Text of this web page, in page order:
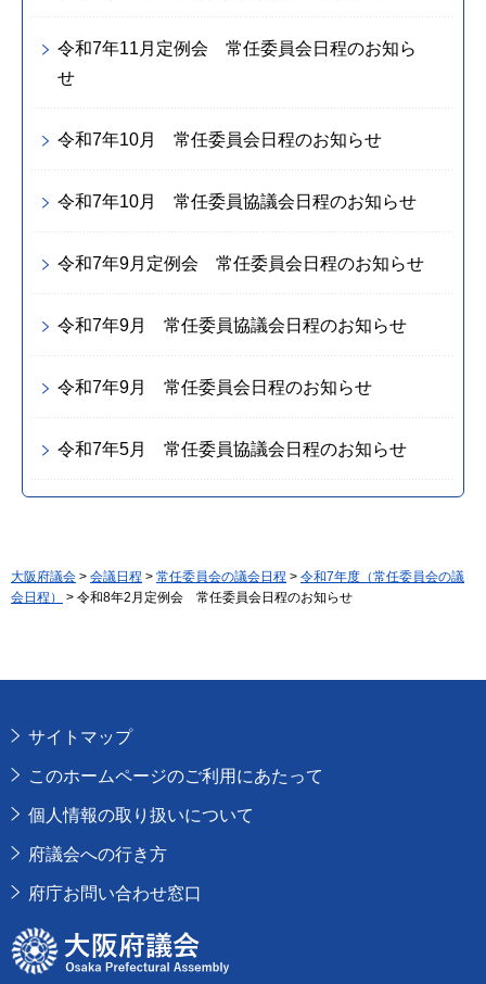
令和7年11月定例会 常任委員会日程のお知ら
せ
令和7年10月 常任委員会日程のお知らせ
令和7年10月 常任委員協議会日程のお知らせ
令和7年9月定例会 常任委員会日程のお知らせ
令和7年9月 常任委員協議会日程のお知らせ
令和7年9月 常任委員会日程のお知らせ
令和7年5月 常任委員協議会日程のお知らせ
大阪府議会 > 会議日程 > 常任委員会の議会日程 > 令和7年度（常任委員会の議
会日程）
> 令和8年2月定例会 常任委員会日程のお知らせ
サイトマップ
このホームページのご利用にあたって
個人情報の取り扱いについて
府議会への行き方
府庁お問い合わせ窓口
大阪府議会